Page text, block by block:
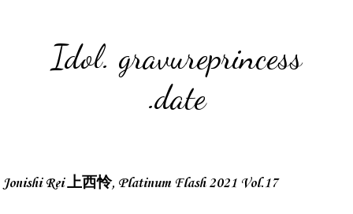
Idol. gravureprincess
.date
Jonishi Rei 上西怜, Platinum Flash 2021 Vol.17